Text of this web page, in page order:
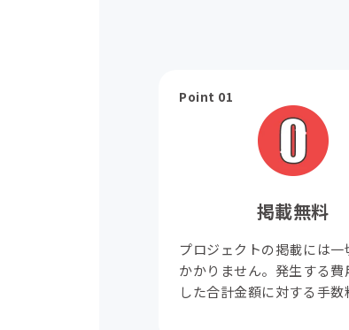
Point 01
掲載無料
プロジェクトの掲載には一
かかりません。発生する費
した合計金額に対する手数